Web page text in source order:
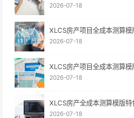
2026-07-18
XLCS房产项目全成本测算模
2026-07-18
XLCS房产项目全成本测算模
2026-07-18
XLCS房产全成本测算模版特
2026-07-18